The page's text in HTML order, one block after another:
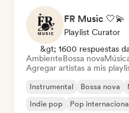
FR Music 🤍💫
Playlist Curator
&gt; 1600 respuestas
AmbienteBossa nova
Agregar artistas a mis
Instrumental Bossa nova
Indie pop
Pop